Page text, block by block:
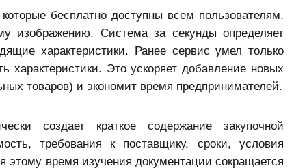
бесплатно доступны всем пользователям.
изображению. Система за секунды определяет
характеристики. Ранее сервис умел только
характеристики. Это ускоряет добавление новых
товаров) и экономит время предпринимателей.
создает краткое содержание закупочной
требования к поставщику, сроки, условия
время изучения документации сокращается